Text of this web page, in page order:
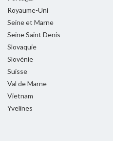
Royaume-Uni
Seine et Marne
Seine Saint Denis
Slovaquie
Slovénie
Suisse
Val de Marne
Vietnam
Yvelines